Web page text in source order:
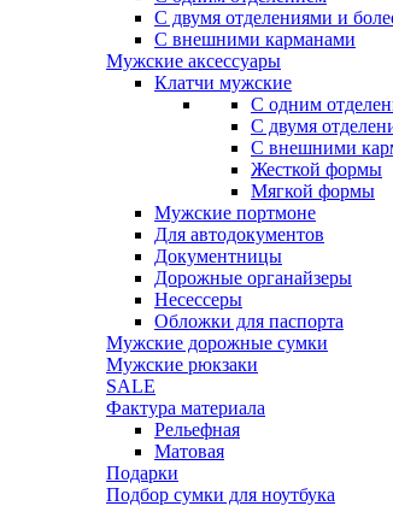
С двумя отделениями и
С внешними карманами
Мужские аксессуары
Клатчи мужские
С одним
С двумя
С внешними
Жесткой формы
Мягкой формы
Мужские портмоне
Для автодокументов
Документницы
Дорожные органайзеры
Несессеры
Обложки для паспорта
Мужские дорожные сумки
Мужские рюкзаки
SALE
Фактура материала
Рельефная
Матовая
Подарки
Подбор сумки для ноутбука